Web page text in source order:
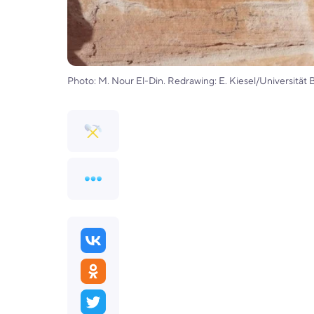
Photo: M. Nour El-Din. Redrawing: E. Kiesel/Universität